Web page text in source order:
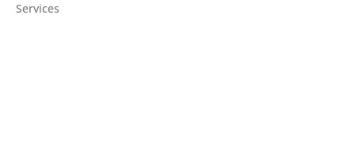
Services